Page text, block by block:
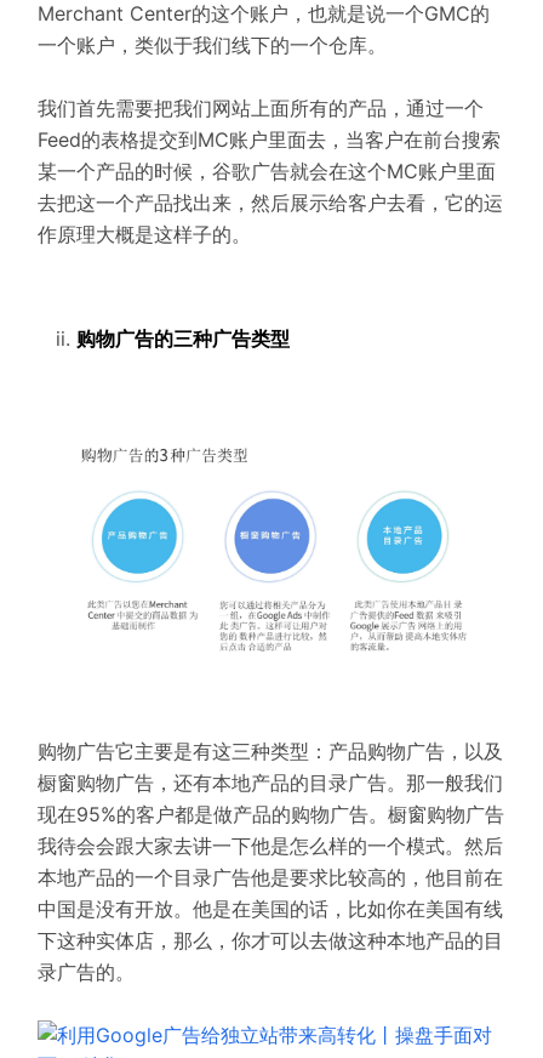
例
操
盘
手
C
Merchant Center的这个账户，也就是说一个GMC的
一个账户，类似于我们线下的一个仓库。
我们首先需要把我们网站上面所有的产品，通过一个
Feed的表格提交到MC账户里面去，当客户在前台搜索
某一个产品的时候，谷歌广告就会在这个MC账户里面
去把这一个产品找出来，然后展示给客户去看，它的运
作原理大概是这样子的。
购物广告的三种广告类型
购物广告它主要是有这三种类型：产品购物广告，以及
橱窗购物广告，还有本地产品的目录广告。那一般我们
现在95%的客户都是做产品的购物广告。橱窗购物广告
我待会会跟大家去讲一下他是怎么样的一个模式。然后
本地产品的一个目录广告他是要求比较高的，他目前在
中国是没有开放。他是在美国的话，比如你在美国有线
下这种实体店，那么，你才可以去做这种本地产品的目
录广告的。